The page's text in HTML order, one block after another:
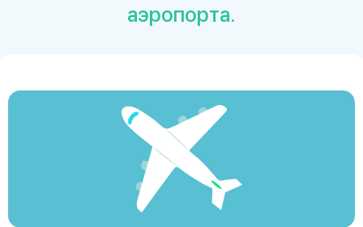
аэропорта.